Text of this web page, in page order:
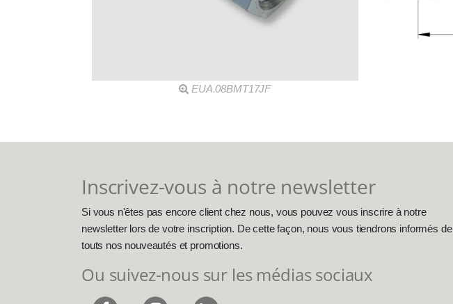
EUA.08BMT17JF
Inscrivez-vous à notre newsletter
Si vous n'êtes pas encore client chez nous, vous pouvez vous inscrire à notre
newsletter lors de votre inscription. De cette façon, nous vous tiendrons informés de
touts nos nouveautés et promotions.
Ou suivez-nous sur les médias sociaux